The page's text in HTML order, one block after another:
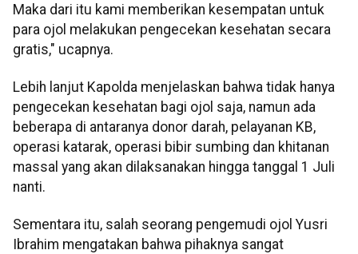
Maka dari itu kami memberikan kesempatan untuk
para ojol melakukan pengecekan kesehatan secara
gratis," ucapnya.
Lebih lanjut Kapolda menjelaskan bahwa tidak hanya
pengecekan kesehatan bagi ojol saja, namun ada
beberapa di antaranya donor darah, pelayanan KB,
operasi katarak, operasi bibir sumbing dan khitanan
massal yang akan dilaksanakan hingga tanggal 1 Juli
nanti.
Sementara itu, salah seorang pengemudi ojol Yusri
Ibrahim mengatakan bahwa pihaknya sangat